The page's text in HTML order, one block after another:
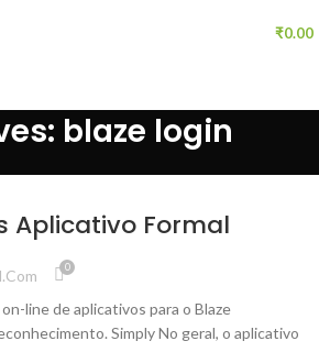
₹0.00
blaze login
Aplicativo Formal
0
line de aplicativos para o Blaze
Simply No geral, o aplicativo